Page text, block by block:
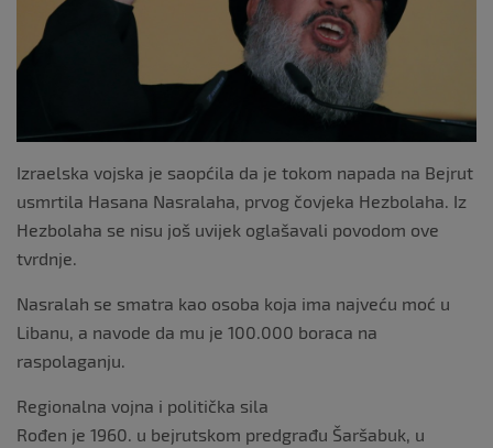
Izraelska vojska je saopćila da je tokom napada na Bejrut
usmrtila Hasana Nasralaha, prvog čovjeka Hezbolaha. Iz
Hezbolaha se nisu još uvijek oglašavali povodom ove
tvrdnje.
Nasralah se smatra kao osoba koja ima najveću moć u
Libanu, a navode da mu je 100.000 boraca na
raspolaganju.
Regionalna vojna i politička sila
Rođen je 1960. u bejrutskom predgrađu Šaršabuk, u